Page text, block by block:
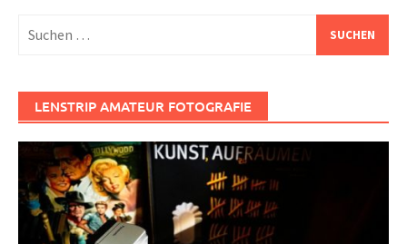
nach:
LENSTRIP AMATEUR FOTOGRAFIE